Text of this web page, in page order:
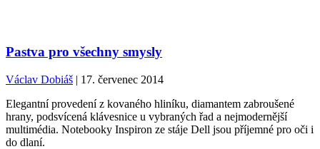
Pastva pro všechny smysly
Václav Dobiáš | 17. červenec 2014
Elegantní provedení z kovaného hliníku, diamantem zabroušené
hrany, podsvícená klávesnice u vybraných řad a nejmodernější
multimédia. Notebooky Inspiron ze stáje Dell jsou příjemné pro oči i
do dlaní.